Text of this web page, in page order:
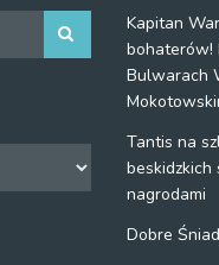
Kapitan
bohaterów!
Bulwarach
Tantis na
beskidzkich
nagrodami
Dobre